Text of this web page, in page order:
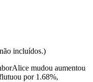
incluídos.)
mudou aumentou
por 1.68%,